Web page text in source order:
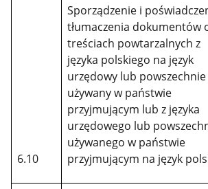
6.10
Sporządzenie i
tłumaczenia dokumentów
treściach powtarzalnych z
języka polskiego na język
urzędowy lub powszechnie
używany w państwie
przyjmującym lub z języka
urzędowego lub
używanego w państwie
przyjmującym na język